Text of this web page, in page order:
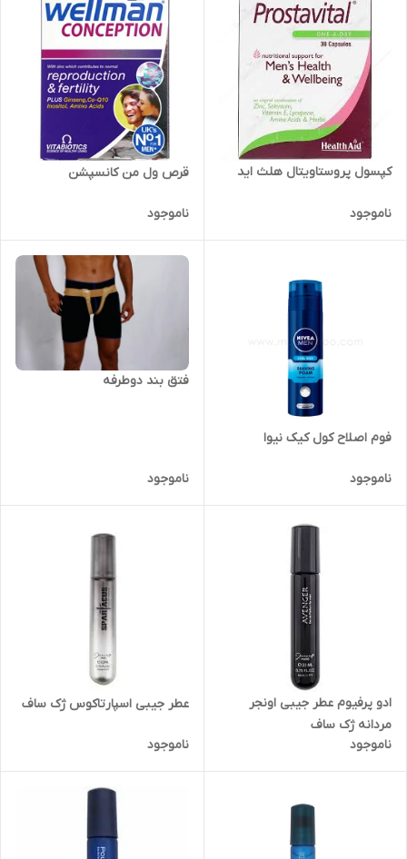
کپسول پروستاویتال هلث اید
ناموجود
قرص ول من کانسپشن
ناموجود
فوم اصلاح کول کیک نیوا
ناموجود
فتق بند دوطرفه
ناموجود
ادو پرفیوم عطر جیبی اونجر
مردانه ژک ساف
ناموجود
عطر جیبی اسپارتاکوس ژک ساف
ناموجود